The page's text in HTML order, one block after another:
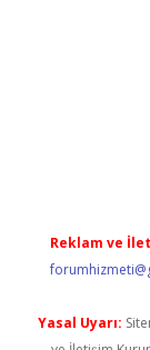
Reklam ve
Yasal Uyarı: